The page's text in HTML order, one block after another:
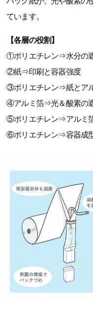
ています。
【各層の役割】
①ポリエチレン⇒水分の
②紙⇒印刷と容器強度
③ポリエチレン⇒紙とア
④アルミ箔⇒光＆酸素の
⑤ポリエチレン⇒アルミ
⑥ポリエチレン⇒容器成